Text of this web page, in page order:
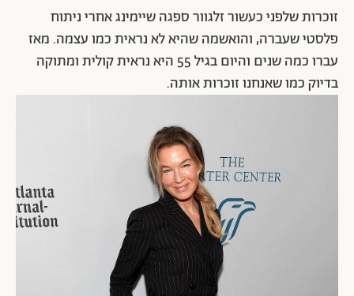
זוכרות שלפני כעשור זלגוור ספגה שיימינג אחרי ניתוח
פלסטי שעברה, והואשמה שהיא לא נראית כמו עצמה. מאז
עברו כמה שנים והיום בגיל 55 היא נראית קולית ומתוקה
בדיוק כמו שאנחנו זוכרות אותה.